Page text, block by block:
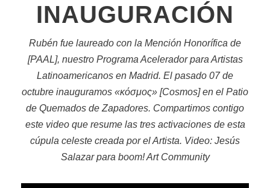
INAUGURACIÓN
Rubén fue laureado con la Mención Honorífica de
[PAAL], nuestro Programa Acelerador para Artistas
Latinoamericanos en Madrid. El pasado 07 de
octubre inauguramos «κόσμος» [Cosmos] en el Patio
de Quemados de Zapadores. Compartimos contigo
este video que resume las tres activaciones de esta
cúpula celeste creada por el Artista. Video: Jesús
Salazar para boom! Art Community